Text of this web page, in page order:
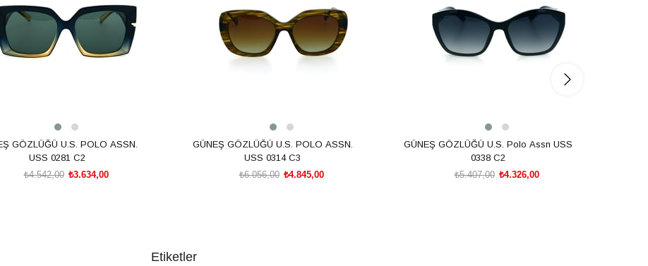
GÖZLÜĞÜ U.S. POLO ASSN.
USS 0281 C2
₺3.634,00
₺4.542,00
GÜNEŞ GÖZLÜĞÜ U.S. POLO ASSN.
USS 0314 C3
₺4.845,00
₺6.056,00
GÜNEŞ GÖZLÜĞÜ U.S. Polo Assn USS
0338 C2
₺4.326,00
₺5.407,00
Etiketler